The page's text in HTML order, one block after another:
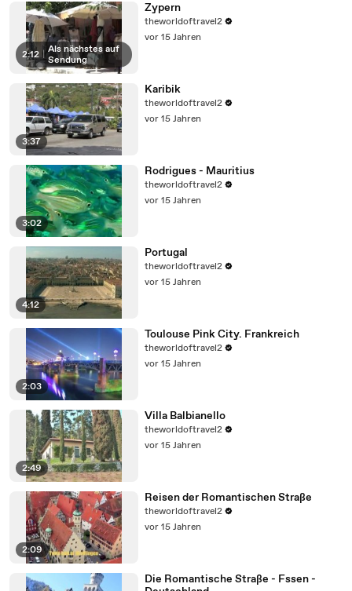
2:12
Als nächstes auf
Sendung
Zypern
theworldoftravel2
vor 15 Jahren
3:37
Karibik
theworldoftravel2
vor 15 Jahren
3:02
Rodrigues - Mauritius
theworldoftravel2
vor 15 Jahren
4:12
Portugal
theworldoftravel2
vor 15 Jahren
2:03
Toulouse Pink City. Frankreich
theworldoftravel2
vor 15 Jahren
2:49
Villa Balbianello
theworldoftravel2
vor 15 Jahren
2:09
Reisen der Romantischen Straße
theworldoftravel2
vor 15 Jahren
Die Romantische Straße - Fssen -